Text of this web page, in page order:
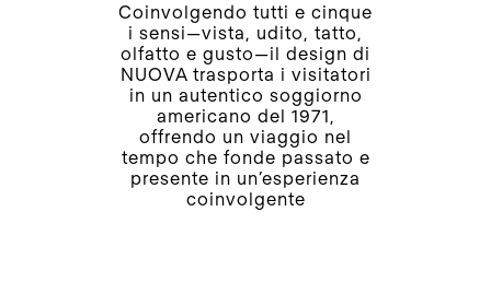
Coinvolgendo tutti e cinque
i sensi—vista, udito, tatto,
olfatto e gusto—il design di
NUOVA trasporta i visitatori
in un autentico soggiorno
americano del 1971,
offrendo un viaggio nel
tempo che fonde passato e
presente in un’esperienza
coinvolgente